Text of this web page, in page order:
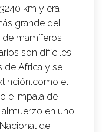
km y era
grande del
de mamíferos
son difíciles
de Africa y se
el
e impala de
en uno
de